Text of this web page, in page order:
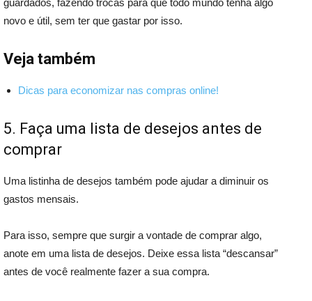
guardados, fazendo trocas para que todo mundo tenha algo
novo e útil, sem ter que gastar por isso.
Veja também
Dicas para economizar nas compras online!
5. Faça uma lista de desejos antes de
comprar
Uma listinha de desejos também pode ajudar a diminuir os
gastos mensais.
Para isso, sempre que surgir a vontade de comprar algo,
anote em uma lista de desejos. Deixe essa lista “descansar”
antes de você realmente fazer a sua compra.